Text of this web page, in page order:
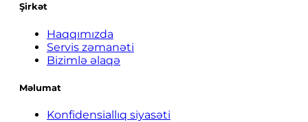
Şirkət
Haqqımızda
Servis zəmanəti
Bizimlə əlaqə
Məlumat
Konfidensiallıq siyasəti